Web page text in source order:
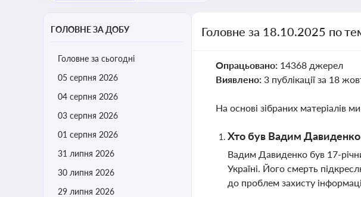
ГОЛОВНЕ ЗА ДОБУ
Головне за сьогодні
05 серпня 2026
04 серпня 2026
03 серпня 2026
01 серпня 2026
31 липня 2026
30 липня 2026
29 липня 2026
Головне за 18.10.2025 по
Опрацьовано: 14368 джерел
Виявлено: 3 публікації за 18
На основі зібраних матеріалів
Хто був Вадим Давиденко
Вадим Давиденко був 17-
Україні. Його смерть
до проблем захисту